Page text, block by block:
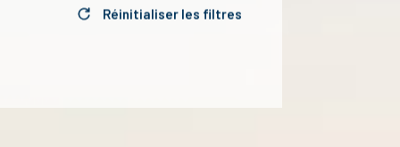
Réinitialiser les filtres